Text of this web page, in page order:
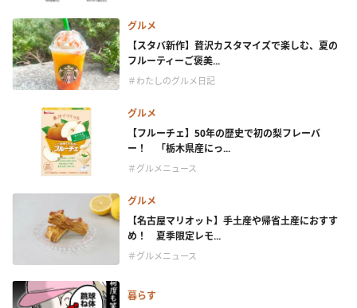
グルメ
【スタバ新作】贅沢カスタマイズで楽しむ、夏の
フルーティーご褒美...
＃わたしのグルメ日記
グルメ
【フルーチェ】50年の歴史で初の梨フレーバ
ー！ 「栃木県産にっ...
＃グルメニュース
グルメ
【名古屋マリオット】手土産や帰省土産におすす
め！ 夏季限定レモ...
＃グルメニュース
暮らす